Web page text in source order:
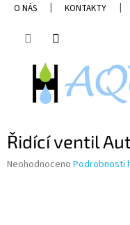
PřejítO NÁS KONTAKTY
Řidící ventil
Průměrné
Neohodnoceno Podrobnosti